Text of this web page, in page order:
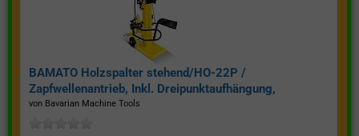
BAMATO Holzspalter stehend/HO-22P /
Zapfwellenantrieb, Inkl. Dreipunktaufhängung,
Spaltkraft 22 Tonnen*
von Bavarian Machine Tools